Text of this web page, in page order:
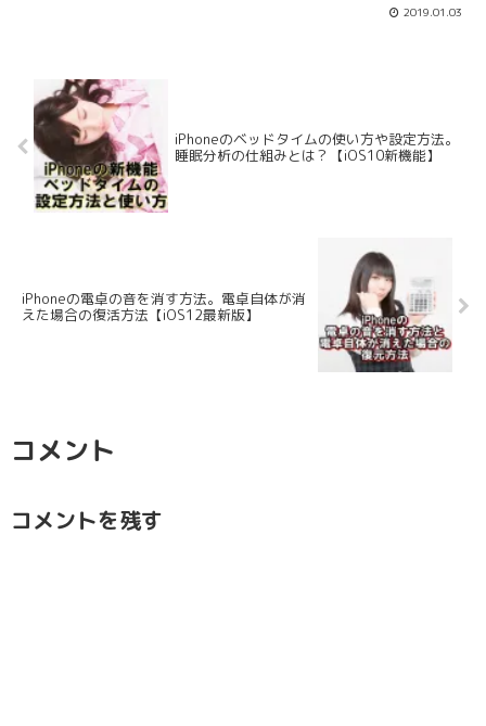
2019.01.03
iPhoneのベッドタイムの使い方や設定方法。
睡眠分析の仕組みとは？【iOS10新機能】
iPhoneの電卓の音を消す方法。電卓自体が消
えた場合の復活方法【iOS12最新版】
コメント
コメントを残す